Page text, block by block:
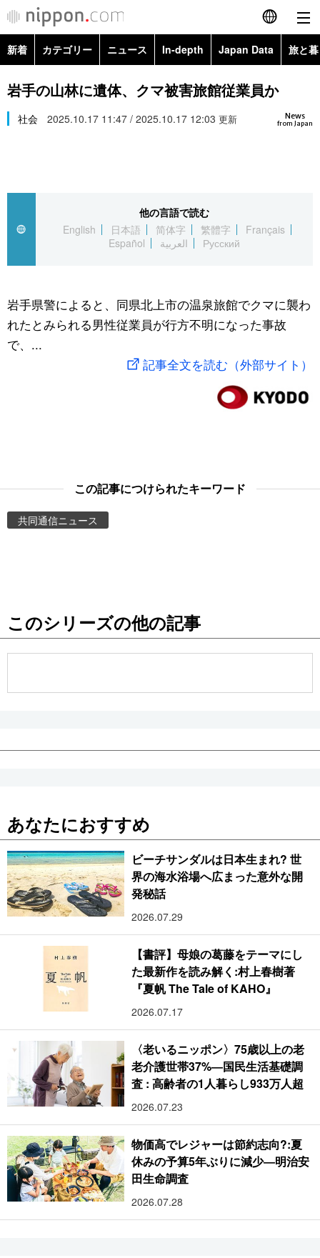
English
简体字
繁體字
العربية
社会
文化
旅と暮らし
動画/Live
お知らせ
新着 カテゴリー ニュース In-depth Japan Data 旅と
政治・外交
経済・ビジネス
社会
文化
科学・技術
暮らし
スポーツ・東京2020
Topics
Images
お知らせ
岩手の山林に遺体、クマ被害旅館従業員か
News
from Japan
社会 2025.10.17 11:47 / 2025.10.17 12:03 更新
他の言語で読む
English
日本語 简体字 繁體字
Français
Español
العربية Русский
岩手県警によると、同県北上市の温泉旅館でクマに襲わ
れたとみられる男性従業員が行方不明になった事故
で、...
記事全文を読む（外部サイト）
この記事につけられたキーワード
共同通信ニュース
このシリーズの他の記事
あなたにおすすめ
ビーチサンダルは日本生まれ? 世
界の海水浴場へ広まった意外な開
発秘話
2026.07.29
【書評】母娘の葛藤をテーマにし
た最新作を読み解く:村上春樹著
『夏帆 The Tale of KAHO』
2026.07.17
〈老いるニッポン〉75歳以上の老
老介護世帯37%―国民生活基礎調
査 : 高齢者の1人暮らし933万人超
2026.07.23
物価高でレジャーは節約志向?:夏
休みの予算5年ぶりに減少―明治安
田生命調査
2026.07.28